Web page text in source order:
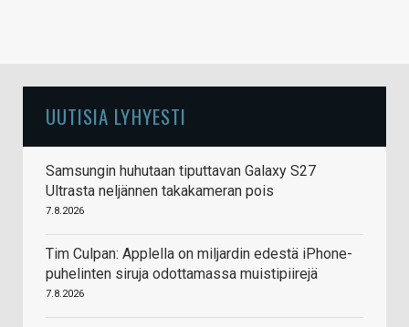
UUTISIA LYHYESTI
Samsungin huhutaan tiputtavan Galaxy S27
Ultrasta neljännen takakameran pois
7.8.2026
Tim Culpan: Applella on miljardin edestä iPhone-
puhelinten siruja odottamassa muistipiirejä
7.8.2026